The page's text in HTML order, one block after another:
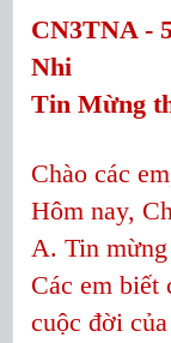
CN3TNA -
Nhi
Tin Mừng
Chào các
Hôm nay,
A. Tin mừng
Các em biết
cuộc đời